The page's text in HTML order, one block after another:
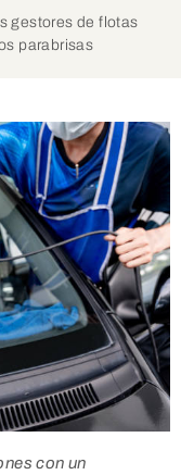
gestores de flotas
parabrisas
con un